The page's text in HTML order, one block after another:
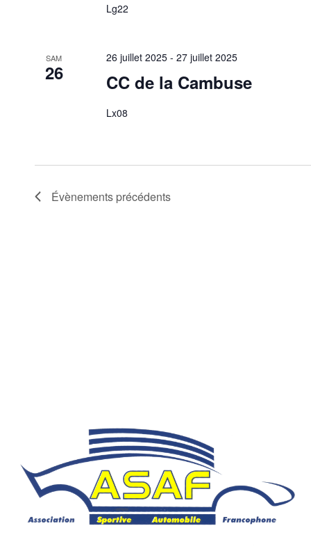
Lg22
SAM
26
26 juillet 2025 -27 juillet 2025
CC de la Cambuse
Lx08
Évènements précédents